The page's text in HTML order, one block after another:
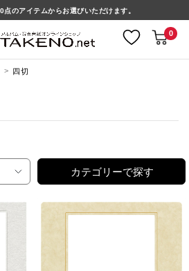
のアイテムからお選びいただけます。
0
四切
カテゴリーで探す